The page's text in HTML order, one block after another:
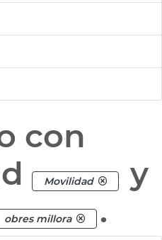
con
Movilidad
y
obres millora .